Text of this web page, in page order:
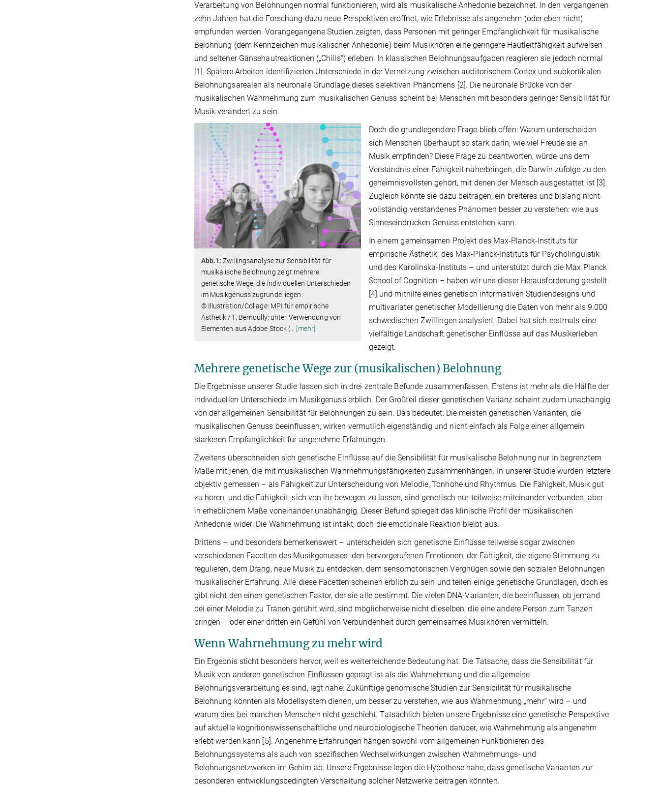
Verarbeitung von Belohnungen normal funktionieren, wird als musikalische Anhedonie bezeichnet. In den vergangenen
zehn Jahren hat die Forschung dazu neue Perspektiven eröffnet, wie Erlebnisse als angenehm (oder eben nicht)
empfunden werden. Vorangegangene Studien zeigten, dass Personen mit geringer Empfänglichkeit für musikalische
Belohnung (dem Kennzeichen musikalischer Anhedonie) beim Musikhören eine geringere Hautleitfähigkeit aufweisen
und seltener Gänsehautreaktionen („Chills“) erleben. In klassischen Belohnungsaufgaben reagieren sie jedoch normal
[1]. Spätere Arbeiten identiﬁzierten Unterschiede in der Vernetzung zwischen auditorischem Cortex und subkortikalen
Belohnungsarealen als neuronale Grundlage dieses selektiven Phänomens [2]. Die neuronale Brücke von der
musikalischen Wahrnehmung zum musikalischen Genuss scheint bei Menschen mit besonders geringer Sensibilität für
Musik verändert zu sein.
Abb.1:Zwillingsanalyse zur Sensibilität für
musikalische Belohnung zeigt mehrere
genetische Wege, die individuellen Unterschieden
im Musikgenuss zugrunde liegen.
© Illustration/Collage: MPI für empirische
Ästhetik / F. Bernoully; unter Verwendung von
Elementen aus Adobe Stock (… [mehr]
Doch die grundlegendere Frage blieb offen: Warum unterscheiden
sich Menschen überhaupt so stark darin, wie viel Freude sie an
Musik empﬁnden? Diese Frage zu beantworten, würde uns dem
Verständnis einer Fähigkeit näherbringen, die Darwin zufolge zu den
geheimnisvollsten gehört, mit denen der Mensch ausgestattet ist [3].
Zugleich könnte sie dazu beitragen, ein breiteres und bislang nicht
vollständig verstandenes Phänomen besser zu verstehen: wie aus
Sinneseindrücken Genuss entstehen kann.
In einem gemeinsamen Projekt des Max-Planck-Instituts für
empirische Ästhetik, des Max-Planck-Instituts für Psycholinguistik
und des Karolinska-Instituts – und unterstützt durch die Max Planck
School of Cognition – haben wir uns dieser Herausforderung gestellt
[4] und mithilfe eines genetisch informativen Studiendesigns und
multivariater genetischer Modellierung die Daten von mehr als 9.000
schwedischen Zwillingen analysiert. Dabei hat sich erstmals eine
vielfältige Landschaft genetischer Einflüsse auf das Musikerleben
gezeigt.
Mehrere genetische Wege zur (musikalischen) Belohnung
Die Ergebnisse unserer Studie lassen sich in drei zentrale Befunde zusammenfassen. Erstens ist mehr als die Hälfte der
individuellen Unterschiede im Musikgenuss erblich. Der Großteil dieser genetischen Varianz scheint zudem unabhängig
von der allgemeinen Sensibilität für Belohnungen zu sein. Das bedeutet: Die meisten genetischen Varianten, die
musikalischen Genuss beeinﬂussen, wirken vermutlich eigenständig und nicht einfach als Folge einer allgemein
stärkeren Empfänglichkeit für angenehme Erfahrungen.
Zweitens überschneiden sich genetische Einﬂüsse auf die Sensibilität für musikalische Belohnung nur in begrenztem
Maße mit jenen, die mit musikalischen Wahrnehmungsfähigkeiten zusammenhängen. In unserer Studie wurden letztere
objektiv gemessen – als Fähigkeit zur Unterscheidung von Melodie, Tonhöhe und Rhythmus. Die Fähigkeit, Musik gut
zu hören, und die Fähigkeit, sich von ihr bewegen zu lassen, sind genetisch nur teilweise miteinander verbunden, aber
in erheblichem Maße voneinander unabhängig. Dieser Befund spiegelt das klinische Proﬁl der musikalischen
Anhedonie wider: Die Wahrnehmung ist intakt, doch die emotionale Reaktion bleibt aus.
Drittens – und besonders bemerkenswert – unterscheiden sich genetische Einﬂüsse teilweise sogar zwischen
verschiedenen Facetten des Musikgenusses: den hervorgerufenen Emotionen, der Fähigkeit, die eigene Stimmung zu
regulieren, dem Drang, neue Musik zu entdecken, dem sensomotorischen Vergnügen sowie den sozialen Belohnungen
musikalischer Erfahrung. Alle diese Facetten scheinen erblich zu sein und teilen einige genetische Grundlagen, doch es
gibt nicht den einen genetischen Faktor, der sie alle bestimmt. Die vielen DNA-Varianten, die beeinﬂussen, ob jemand
bei einer Melodie zu Tränen gerührt wird, sind möglicherweise nicht dieselben, die eine andere Person zum Tanzen
bringen – oder einer dritten ein Gefühl von Verbundenheit durch gemeinsames Musikhören vermitteln.
Wenn Wahrnehmung zu mehr wird
Ein Ergebnis sticht besonders hervor, weil es weiterreichende Bedeutung hat. Die Tatsache, dass die Sensibilität für
Musik von anderen genetischen Einﬂüssen geprägt ist als die Wahrnehmung und die allgemeine
Belohnungsverarbeitung es sind, legt nahe: Zukünftige genomische Studien zur Sensibilität für musikalische
Belohnung könnten als Modellsystem dienen, um besser zu verstehen, wie aus Wahrnehmung „mehr“ wird – und
warum dies bei manchen Menschen nicht geschieht. Tatsächlich bieten unsere Ergebnisse eine genetische Perspektive
auf aktuelle kognitionswissenschaftliche und neurobiologische Theorien darüber, wie Wahrnehmung als angenehm
erlebt werden kann [5]. Angenehme Erfahrungen hängen sowohl vom allgemeinen Funktionieren des
Belohnungssystems als auch von speziﬁschen Wechselwirkungen zwischen Wahrnehmungs- und
Belohnungsnetzwerken im Gehirn ab. Unsere Ergebnisse legen die Hypothese nahe, dass genetische Varianten zur
besonderen entwicklungsbedingten Verschaltung solcher Netzwerke beitragen könnten.